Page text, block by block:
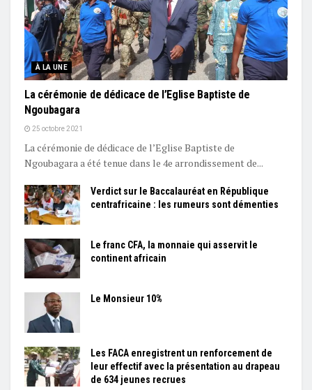
À LA UNE
La cérémonie de dédicace de l’Eglise Baptiste de
Ngoubagara
25 octobre 2021
La cérémonie de dédicace de l’Eglise Baptiste de
Ngoubagara a été tenue dans le 4e arrondissement de...
Verdict sur le Baccalauréat en République
centrafricaine : les rumeurs sont démenties
Le franc CFA, la monnaie qui asservit le
continent africain
Le Monsieur 10%
Les FACA enregistrent un renforcement de
leur effectif avec la présentation au drapeau
de 634 jeunes recrues